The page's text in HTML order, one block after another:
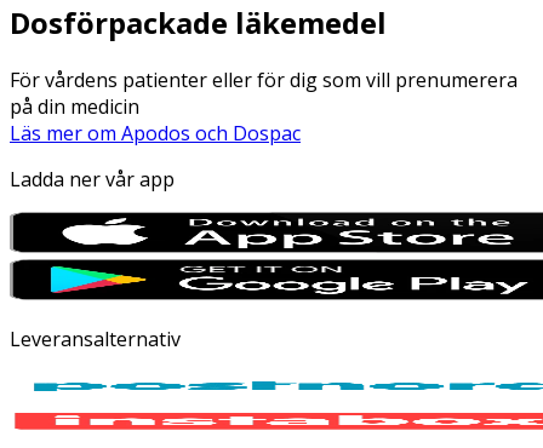
Dosförpackade läkemedel
För vårdens patienter eller för dig som vill prenumerera
på din medicin
Läs mer om Apodos och Dospac
Ladda ner vår app
Leveransalternativ